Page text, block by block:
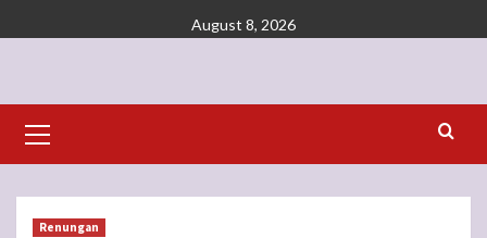
to
August 8, 2026
Menu
Renungan